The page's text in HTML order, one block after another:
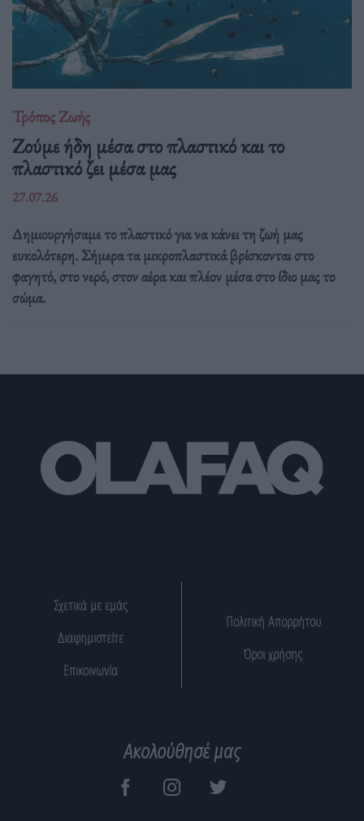
Τρόπος Ζωής
Ζούμε ήδη μέσα στο πλαστικό και το
πλαστικό ζει μέσα μας
27.07.26
Δημιουργήσαμε το πλαστικό για να κάνει τη ζωή μας
ευκολότερη. Σήμερα τα μικροπλαστικά βρίσκονται στο
φαγητό, στο νερό, στον αέρα και πλέον μέσα στο ίδιο μας το
σώμα.
Σχετικά με εμάς
Διαφημιστείτε
Επικοινωνία
Πολιτική Απορρήτου
Όροι χρήσης
Ακολούθησέ μας